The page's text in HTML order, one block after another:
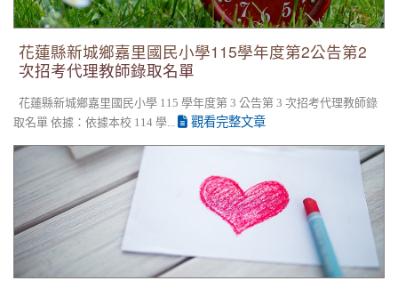
花蓮縣新城鄉嘉里國民小學115學年度第2公告第2
次招考代理教師錄取名單
花蓮縣新城鄉嘉里國民小學 115 學年度第 3 公告第 3 次招考代理教師錄
取名單 依據：依據本校 114 學...
觀看完整文章
花蓮縣新城鄉嘉里國民小學 115學年度第3次普通班代理教師甄
第2次招考無人報名，賡續辦理第3次招考。